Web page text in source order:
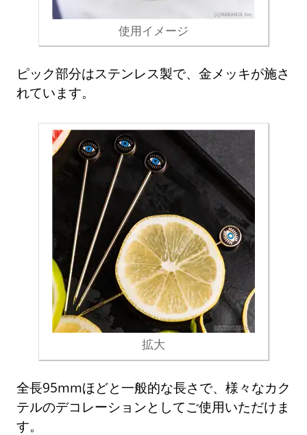
使用イメージ
ピック部分はステンレス製で、金メッキが施さ
れています。
拡大
全長95mmほどと一般的な長さで、様々なカク
テルのデコレーションとしてご使用いただけま
す。